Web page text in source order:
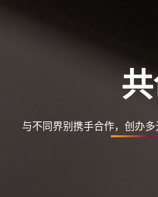
与不同界别携手合作，创办